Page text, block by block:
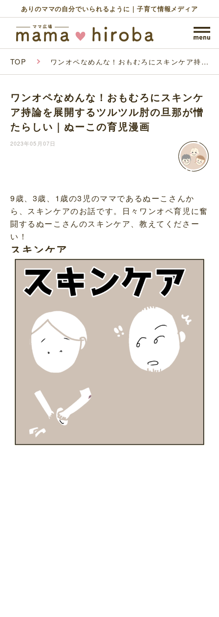
ありのママの自分でいられるように｜子育て情報メディア
TOP ワンオペなめんな！おもむろにスキンケア持論
ーこの育児漫画
ワンオペなめんな！おもむろにスキンケ
ア持論を展開するツルツル肘の旦那が憎
たらしい｜ぬーこの育児漫画
2023年05月07日
9歳、3歳、1歳の3児のママであるぬーこさんか
ら、スキンケアのお話です。日々ワンオペ育児に奮
闘するぬーこさんのスキンケア、教えてくださー
い！
スキンケア